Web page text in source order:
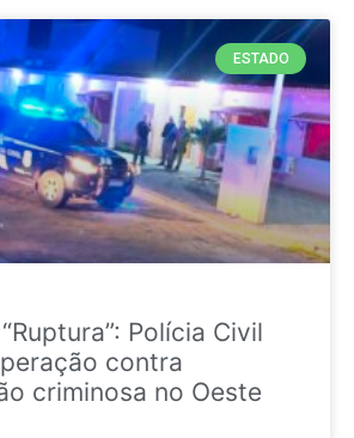
ESTADO
Polícia Civil
contra
criminosa no Oeste